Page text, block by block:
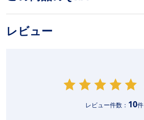
レビュー
レビュー件数： 10件